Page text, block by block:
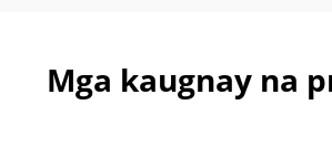
Mga kaugnay na